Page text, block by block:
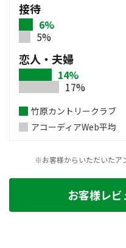
接待
6%
5%
恋人・夫婦
14%
17%
竹原カントリークラブ
アコーディアWeb平均
※お客様からいただいたア
お客様レビ